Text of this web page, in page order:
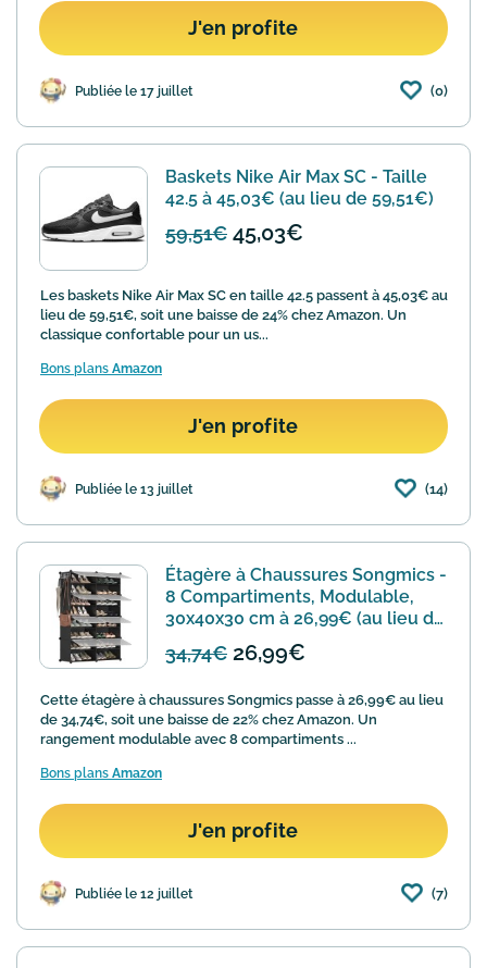
J'en profite
Publiée le 17 juillet (0)
Baskets Nike Air Max SC - Taille
42.5 à 45,03€ (au lieu de 59,51€)
59,51€ 45,03€
Les baskets Nike Air Max SC en taille 42.5 passent à 45,03€ au
lieu de 59,51€, soit une baisse de 24% chez Amazon. Un
classique confortable pour un us...
Bons plans Amazon
J'en profite
Publiée le 13 juillet (14)
Étagère à Chaussures Songmics -
8 Compartiments, Modulable,
30x40x30 cm à 26,99€ (au lieu de
34,74€ 26,99€
Cette étagère à chaussures Songmics passe à 26,99€ au lieu
de 34,74€, soit une baisse de 22% chez Amazon. Un
rangement modulable avec 8 compartiments ...
Bons plans Amazon
J'en profite
Publiée le 12 juillet (7)